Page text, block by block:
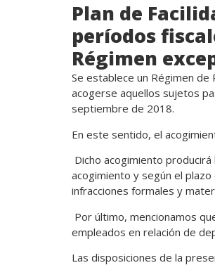
Plan de
períodos
Régimen
Se establece un Régimen de
acogerse aquellos sujetos
septiembre de 2018.
En este sentido, el
Dicho acogimiento
acogimiento y según el
infracciones formales y
Por último, mencionamos
empleados en relación de
Las disposiciones de la